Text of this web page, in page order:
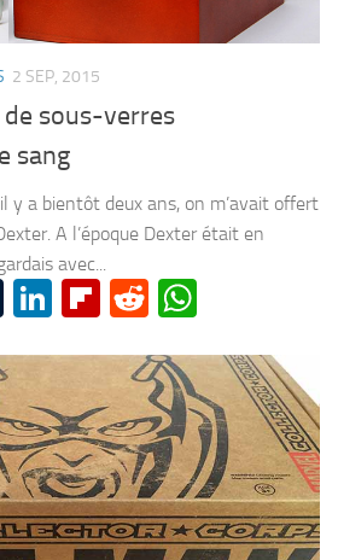
2 SEP, 2015
sous-verres
sang
y a bientôt deux ans, on m’avait offert
A l’époque Dexter était en
avec...
Tumblr
LinkedIn
Flipboard
Reddit